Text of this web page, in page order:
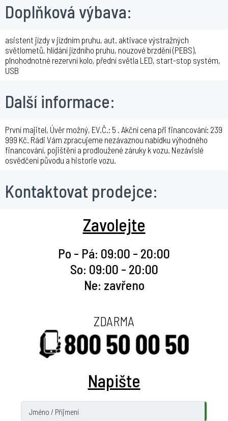
Doplňková výbava:
asistent jízdy v jízdním pruhu, aut. aktivace výstražných
světlometů, hlídání jízdního pruhu, nouzové brzdění (PEBS),
plnohodnotné rezervní kolo, přední světla LED, start-stop systém,
USB
Další informace:
První majitel, Úvěr možný, EV.Č.: 5 . Akční cena při financování: 239
999 Kč. Rádi Vám zpracujeme nezávaznou nabídku výhodného
financování, pojištění a prodloužené záruky k vozu. Nezávislé
osvědčení původu a historie vozu.
Kontaktovat prodejce:
Zavolejte
Po - Pá: 09:00 - 20:00
So: 09:00 - 20:00
Ne: zavřeno
ZDARMA
Napište